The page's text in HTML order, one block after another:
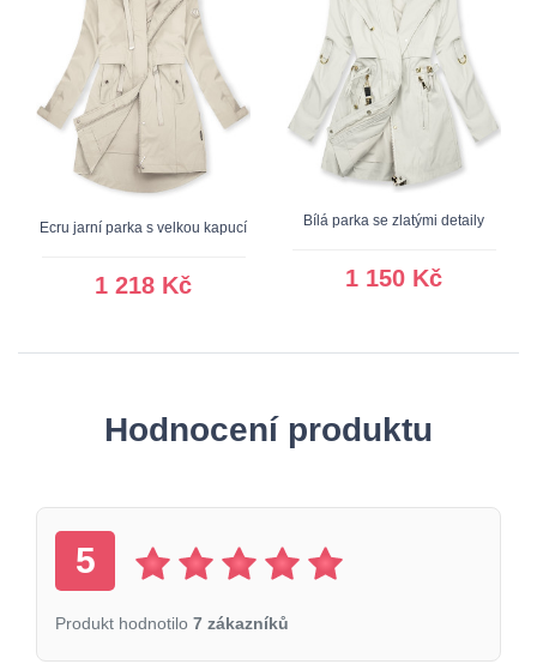
Ecru jarní parka s velkou kapucí
1 218 Kč
Bílá parka se zlatými detaily
1 150 Kč
Hodnocení produktu
5
Produkt hodnotilo 7 zákazníků